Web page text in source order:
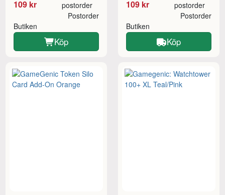
109 kr
postorder
Butiken
Postorder
Köp
109 kr
postorder
Butiken
Postorder
Köp